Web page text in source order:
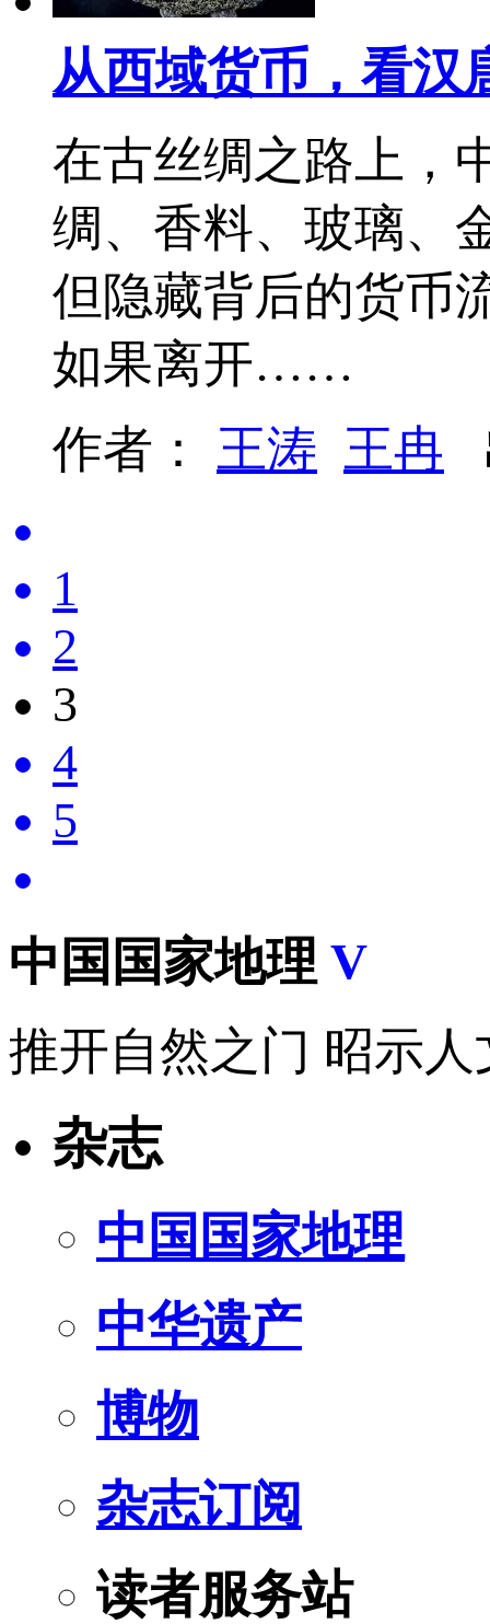
从西域货币，看汉
在古丝绸之路上，
绸、香料、玻璃、
但隐藏背后的货币
如果离开……
作者： 王涛 王冉
1
2
3
4
5
中国国家地理 V
推开自然之门 昭示人
杂志
中国国家地理
中华遗产
博物
杂志订阅
读者服务站